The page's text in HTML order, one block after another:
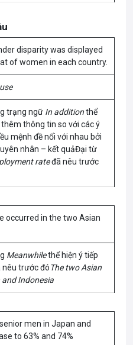
disparity was displayed
of women in each country.
trạng ngữ In additionthể
thông tin so với các ý
mệnh đề nối với nhau bởi
nhân – kết quảĐại từ
rateđã nêu trước
occurred in the two Asian
Meanwhilethể hiện ý tiếp
nêu trước đóThe two Asian
Indonesia
men in Japan and
to 63% and 74%